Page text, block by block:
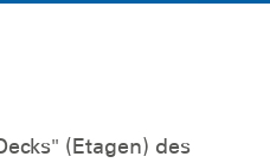
(Etagen) des